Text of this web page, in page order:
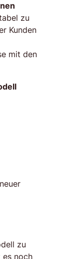
zu
Kunden
mit den
zu
es noch